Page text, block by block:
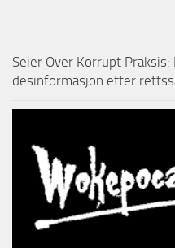
Seier Over Korrupt
desinformasjon etter